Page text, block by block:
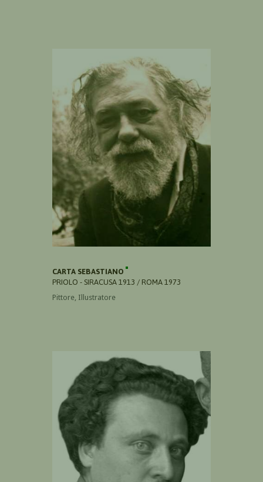
CARTA SEBASTIANO
PRIOLO - SIRACUSA 1913 / ROMA 1973
Pittore, Illustratore